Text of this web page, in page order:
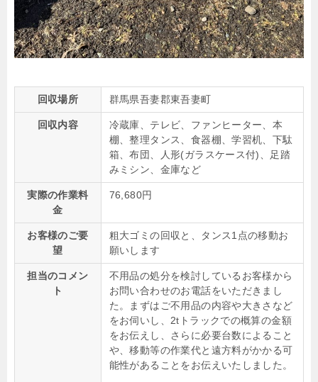
回収場所 群馬県吾妻郡東吾妻町
回収内容
冷蔵庫、テレビ、ファンヒーター、本
棚、整理タンス、食器棚、学習机、下駄
箱、布団、人形(ガラスケース付)、足踏
みミシン、金庫など
実際の作業料
金
76,680円
お客様のご要
望
粗大ゴミの回収と、タンス1点の移動お
願いします
担当のコメン
ト
不用品の処分を検討しているお客様から
お問い合わせのお電話をいただきまし
た。まずはご不用品の内容や大きさなど
をお伺いし、2tトラックでの概算の金額
をお伝えし、さらに必要台数によること
や、移動等の作業代と遠方料がかかる可
能性があることをお伝えいたしました。